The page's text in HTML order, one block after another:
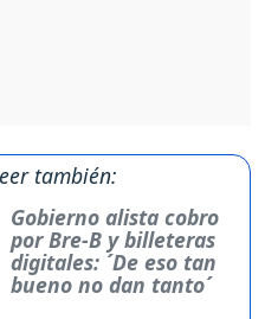
también:
Gobierno alista cobro
por Bre-B y billeteras
digitales: ´De eso tan
bueno no dan tanto´